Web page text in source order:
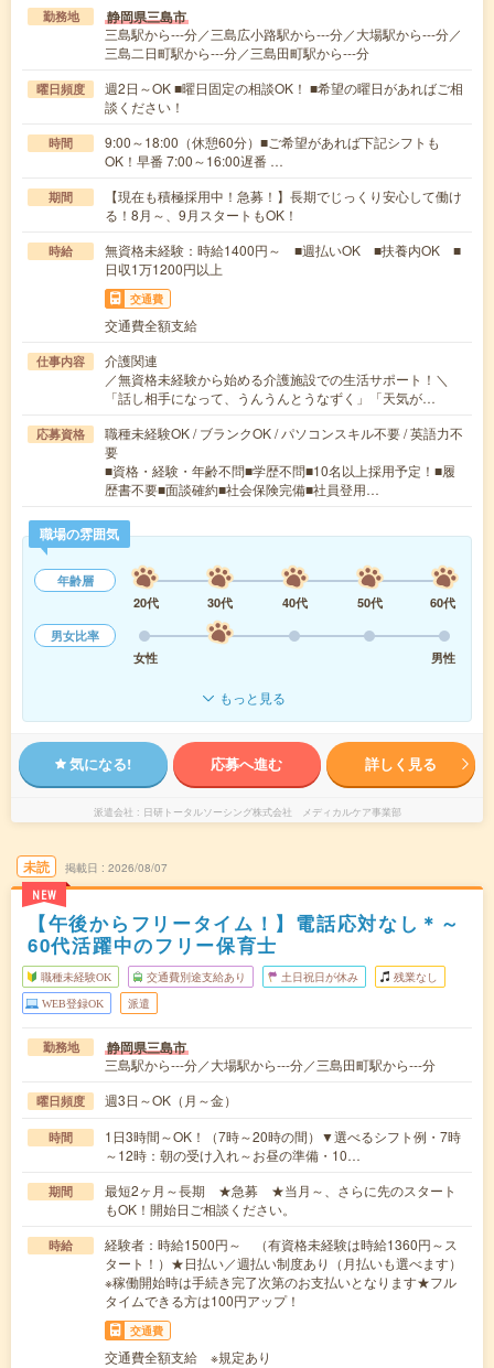
勤務地 静岡県三島市
三島駅から---分／三島広小路駅から---分／大場駅から---分／
三島二日町駅から---分／三島田町駅から---分
曜日頻度
週2日～OK ■曜日固定の相談OK！ ■希望の曜日があればご相
談ください！
時間
9:00～18:00（休憩60分）■ご希望があれば下記シフトも
OK！早番 7:00～16:00遅番 …
期間
【現在も積極採用中！急募！】長期でじっくり安心して働け
る！8月～、9月スタートもOK！
時給
無資格未経験：時給1400円～ ■週払いOK ■扶養内OK ■
日収1万1200円以上
交通費
交通費全額支給
仕事内容
介護関連
／無資格未経験から始める介護施設での生活サポート！＼
「話し相手になって、うんうんとうなずく」「天気が…
応募資格
職種未経験OK / ブランクOK / パソコンスキル不要 / 英語力不
要
■資格・経験・年齢不問■学歴不問■10名以上採用予定！■履
歴書不要■面談確約■社会保険完備■社員登用…
職場の雰囲気
年齢層
20代
30代 40代 50代
60代
男女比率
女性
男性
もっと見る
気になる! 応募へ進む 詳しく見る
派遣会社 日研トータルソーシング株式会社 メディカルケア事業部
未読
NEW
掲載日 2026/08/07
【午後からフリータイム！】電話応対なし＊～
60代活躍中のフリー保育士
職種未経験OK 交通費別途支給あり 土日祝日が休み 残業なし
WEB登録OK 派遣
勤務地 静岡県三島市
三島駅から---分／大場駅から---分／三島田町駅から---分
曜日頻度 週3日～OK（月～金）
時間
1日3時間～OK！（7時～20時の間）▼選べるシフト例・7時
～12時：朝の受け入れ～お昼の準備・10…
期間
最短2ヶ月～長期 ★急募 ★当月～、さらに先のスタート
もOK！開始日ご相談ください。
時給
経験者：時給1500円～ （有資格未経験は時給1360円～ス
タート！）★日払い／週払い制度あり（月払いも選べます）
※稼働開始時は手続き完了次第のお支払いとなります★フル
タイムできる方は100円アップ！
交通費
交通費全額支給 ※規定あり